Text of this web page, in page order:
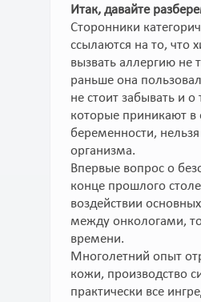
Итак, давайте
Сторонники
ссылаются на то, что
вызвать аллергию
раньше она
не стоит забывать и
которые приникают в
беременности,
организма.
Впервые вопрос о
конце прошлого
воздействии
между онкологами,
времени.
Многолетний опыт
кожи, производство
практически все